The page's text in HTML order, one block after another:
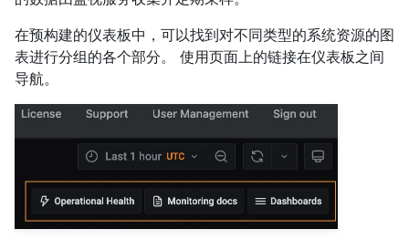
在预构建的仪表板中，可以找到对不同类型的系统资源的图
表进行分组的各个部分。 使用页面上的链接在仪表板之间
导航。